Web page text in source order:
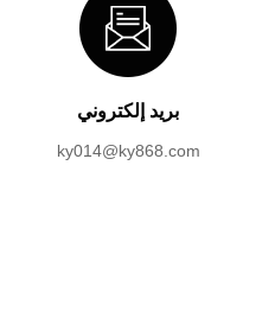
بريد إلكتروني
ky014@ky868.com